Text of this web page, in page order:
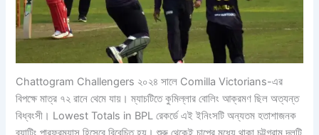
Chattogram Challengers ২০২৪ সালে Comilla Victorians-এর
বিপক্ষে মাত্র ৭২ রানে থেমে যায়। ম্যাচটিতে কুমিল্লার বোলিং আক্রমণ ছিল অত্যন্ত
বিধ্বংসী। Lowest Totals in BPL রেকর্ডে এই ইনিংসটি অন্যতম হতাশাজনক